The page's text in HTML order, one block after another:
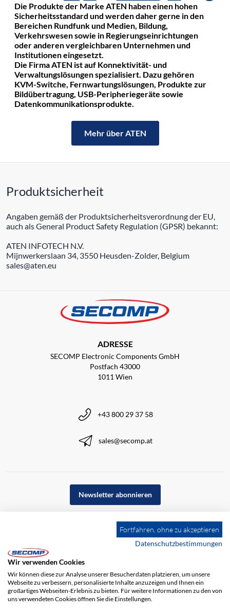
Die Produkte der Marke ATEN haben einen hohen
Sicherheitsstandard und werden daher gerne in den
Bereichen Rundfunk und Medien, Bildung,
Verkehrswesen sowie in Regierungseinrichtungen
oder anderen vergleichbaren Unternehmen und
Institutionen eingesetzt.
Die Firma ATEN ist auf Konnektivität- und
Verwaltungslösungen spezialisiert. Dazu gehören
KVM-Switche, Fernwartungslösungen, Produkte zur
Bildübertragung, USB-Peripheriegeräte sowie
Datenkommunikationsprodukte.
Mehr über ATEN
Produktsicherheit
Angaben gemäß der Produktsicherheitsverordnung der EU,
auch als General Product Safety Regulation (GPSR) bekannt:
ATEN INFOTECH N.V.
Mijnwerkerslaan 34, 3550 Heusden-Zolder, Belgium
sales@aten.eu
ADRESSE
SECOMP Electronic Components GmbH
Postfach 43000
1011 Wien
+43 800 29 37 58
sales@secomp.at
Newsletter abonnieren
Fortfahren, ohne zu akzeptieren
Datenschutzbestimmungen
Wir verwenden Cookies
Wir können diese zur Analyse unserer Besucherdaten platzieren, um unsere
Webseite zu verbessern, personalisierte Inhalte anzuzeigen und Ihnen ein
großartiges Webseiten-Erlebnis zu bieten. Für weitere Informationen zu den von
uns verwendeten Cookies öffnen Sie die Einstellungen.